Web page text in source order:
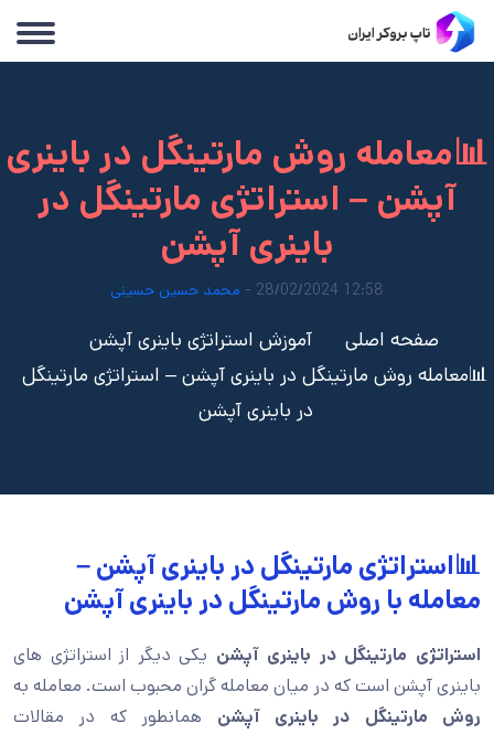
📊معامله روش مارتینگل در باینری
آپشن – استراتژی مارتینگل در
باینری آپشن
12:58 28/02/2024 - محمد حسین حسینی
صفحه اصلی
آموزش استراتژی باینری آپشن
📊معامله روش مارتینگل در باینری آپشن – استراتژی مارتینگل
در باینری آپشن
📊استراتژی مارتینگل در باینری آپشن –
معامله با روش مارتینگل در باینری آپشن
استراتژی مارتینگل در باینری آپشن یکی دیگر از استراتژی های
باینری آپشن است که در میان معامله گران محبوب است. معامله به
روش مارتینگل در باینری آپشن همانطور که در مقالات